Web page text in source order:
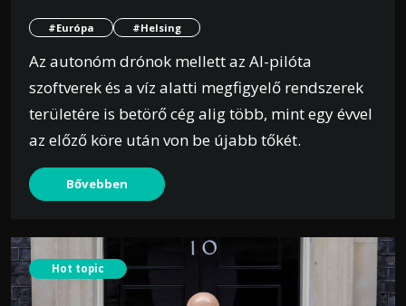
#Európa #Helsing
Az autonóm drónok mellett az AI-pilóta
szoftverek és a víz alatti megfigyelő rendszerek
területére is betörő cég alig több, mint egy évvel
az előző köre után von be újabb tőkét.
Bővebben
Hot topic